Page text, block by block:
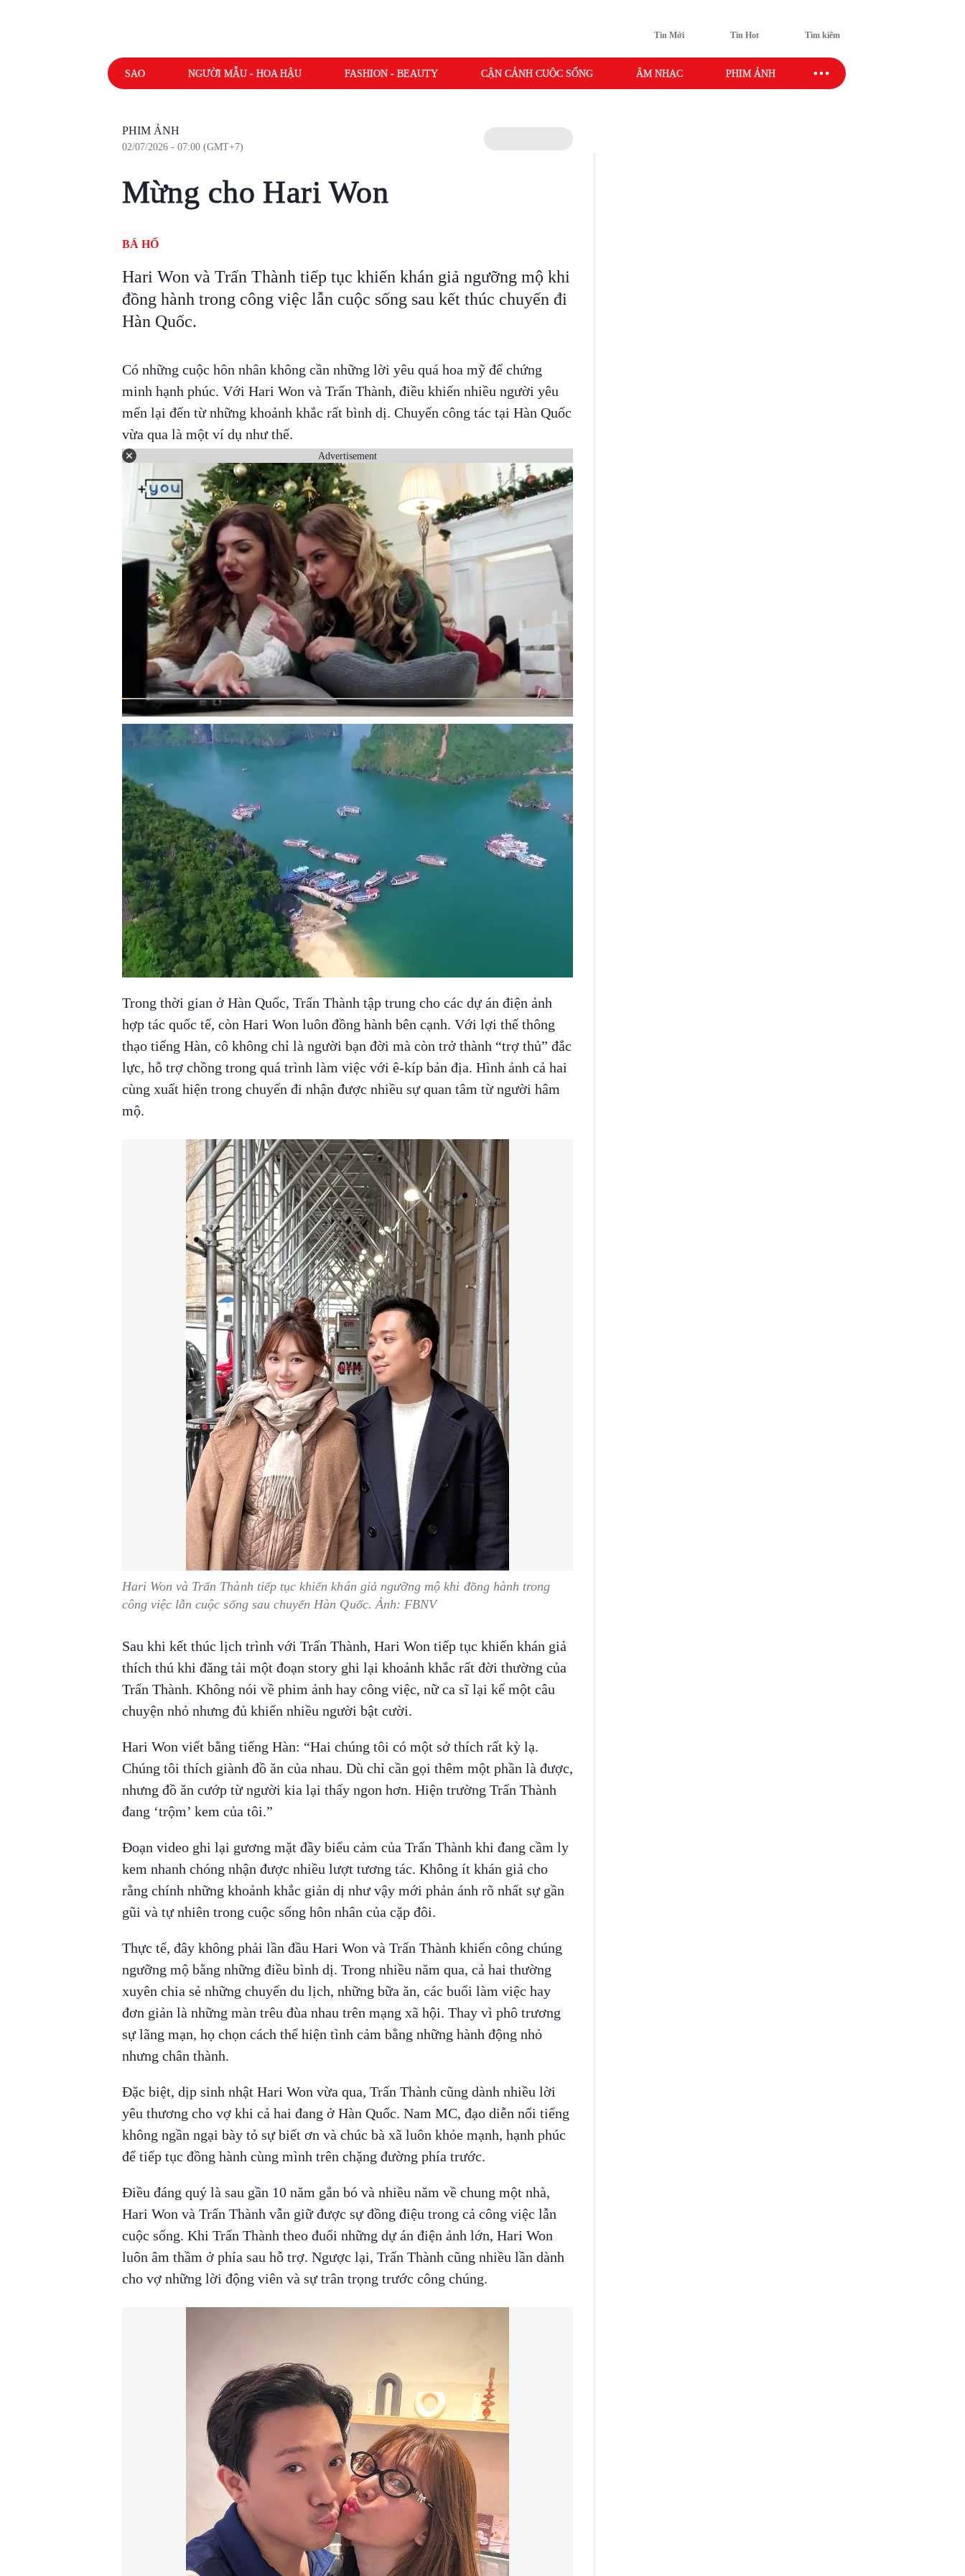
Tin Mới Tin Hot Tìm kiếm
SAO NGƯỜI MẪU - HOA HẬU FASHION - BEAUTY CẬN CẢNH CUỘC SỐNG ÂM NHẠC PHIM ẢNH SAO SPORT
PHIM ẢNH
02/07/2026 - 07:00 (GMT+7)
Mừng cho Hari Won
BÁ HỔ
Hari Won và Trấn Thành tiếp tục khiến khán giả ngưỡng mộ khi
đồng hành trong công việc lẫn cuộc sống sau kết thúc chuyến đi
Hàn Quốc.
Có những cuộc hôn nhân không cần những lời yêu quá hoa mỹ để chứng
minh hạnh phúc. Với Hari Won và Trấn Thành, điều khiến nhiều người yêu
mến lại đến từ những khoảnh khắc rất bình dị. Chuyến công tác tại Hàn Quốc
vừa qua là một ví dụ như thế.
Advertisement
Trong thời gian ở Hàn Quốc, Trấn Thành tập trung cho các dự án điện ảnh
hợp tác quốc tế, còn Hari Won luôn đồng hành bên cạnh. Với lợi thế thông
thạo tiếng Hàn, cô không chỉ là người bạn đời mà còn trở thành “trợ thủ” đắc
lực, hỗ trợ chồng trong quá trình làm việc với ê-kíp bản địa. Hình ảnh cả hai
cùng xuất hiện trong chuyến đi nhận được nhiều sự quan tâm từ người hâm
mộ.
Hari Won và Trấn Thành tiếp tục khiến khán giả ngưỡng mộ khi đồng hành trong
công việc lẫn cuộc sống sau chuyến Hàn Quốc. Ảnh: FBNV
Sau khi kết thúc lịch trình với Trấn Thành, Hari Won tiếp tục khiến khán giả
thích thú khi đăng tải một đoạn story ghi lại khoảnh khắc rất đời thường của
Trấn Thành. Không nói về phim ảnh hay công việc, nữ ca sĩ lại kể một câu
chuyện nhỏ nhưng đủ khiến nhiều người bật cười.
Hari Won viết bằng tiếng Hàn: “Hai chúng tôi có một sở thích rất kỳ lạ.
Chúng tôi thích giành đồ ăn của nhau. Dù chỉ cần gọi thêm một phần là được,
nhưng đồ ăn cướp từ người kia lại thấy ngon hơn. Hiện trường Trấn Thành
đang ‘trộm’ kem của tôi.”
Đoạn video ghi lại gương mặt đầy biểu cảm của Trấn Thành khi đang cầm ly
kem nhanh chóng nhận được nhiều lượt tương tác. Không ít khán giả cho
rằng chính những khoảnh khắc giản dị như vậy mới phản ánh rõ nhất sự gần
gũi và tự nhiên trong cuộc sống hôn nhân của cặp đôi.
Thực tế, đây không phải lần đầu Hari Won và Trấn Thành khiến công chúng
ngưỡng mộ bằng những điều bình dị. Trong nhiều năm qua, cả hai thường
xuyên chia sẻ những chuyến du lịch, những bữa ăn, các buổi làm việc hay
đơn giản là những màn trêu đùa nhau trên mạng xã hội. Thay vì phô trương
sự lãng mạn, họ chọn cách thể hiện tình cảm bằng những hành động nhỏ
nhưng chân thành.
Đặc biệt, dịp sinh nhật Hari Won vừa qua, Trấn Thành cũng dành nhiều lời
yêu thương cho vợ khi cả hai đang ở Hàn Quốc. Nam MC, đạo diễn nổi tiếng
không ngần ngại bày tỏ sự biết ơn và chúc bà xã luôn khỏe mạnh, hạnh phúc
để tiếp tục đồng hành cùng mình trên chặng đường phía trước.
Điều đáng quý là sau gần 10 năm gắn bó và nhiều năm về chung một nhà,
Hari Won và Trấn Thành vẫn giữ được sự đồng điệu trong cả công việc lẫn
cuộc sống. Khi Trấn Thành theo đuổi những dự án điện ảnh lớn, Hari Won
luôn âm thầm ở phía sau hỗ trợ. Ngược lại, Trấn Thành cũng nhiều lần dành
cho vợ những lời động viên và sự trân trọng trước công chúng.